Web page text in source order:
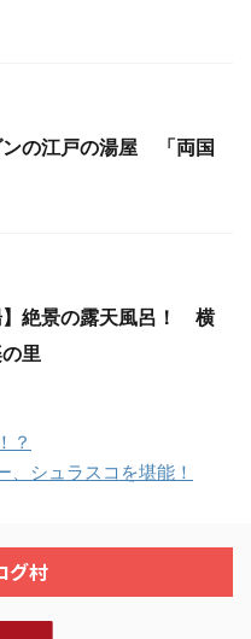
ンの江戸の湯屋 「両国
】絶景の露天風呂！ 横
里
？
、シュラスコを堪能！
グ村